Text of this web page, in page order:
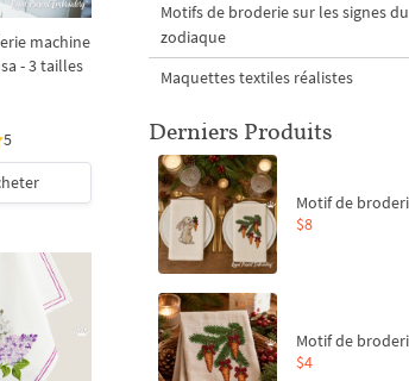
machine
- 3 tailles
5
Motifs de broderie sur les signes du
zodiaque
Maquettes textiles réalistes
Derniers Produits
$8
$4